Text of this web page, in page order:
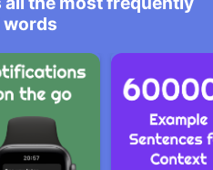
words